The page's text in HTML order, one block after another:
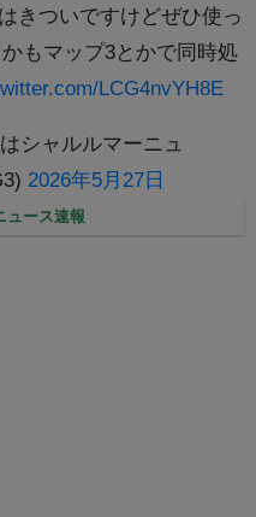
きついですけどぜひ使っ
もマップ3とかで同時処
LCG4nvYH8E
シャルルマーニュ
2026年5月27日
ュース速報